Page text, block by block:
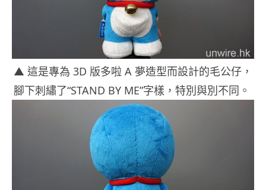
▲ 這是專為 3D 版多啦 A 夢造型而設計的毛公仔，
腳下刺繡了“STAND BY ME”字樣，特別與別不同。